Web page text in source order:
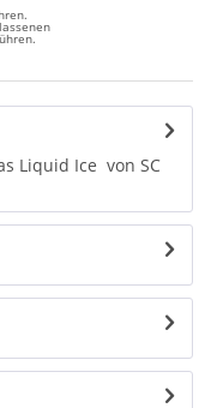
Liquid Ice von SC